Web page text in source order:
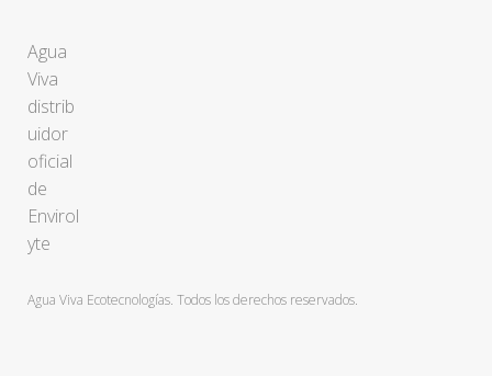
Agua
Viva
distrib
uidor
oficial
de
Envirol
yte
Agua Viva Ecotecnologías. Todos los derechos reservados.